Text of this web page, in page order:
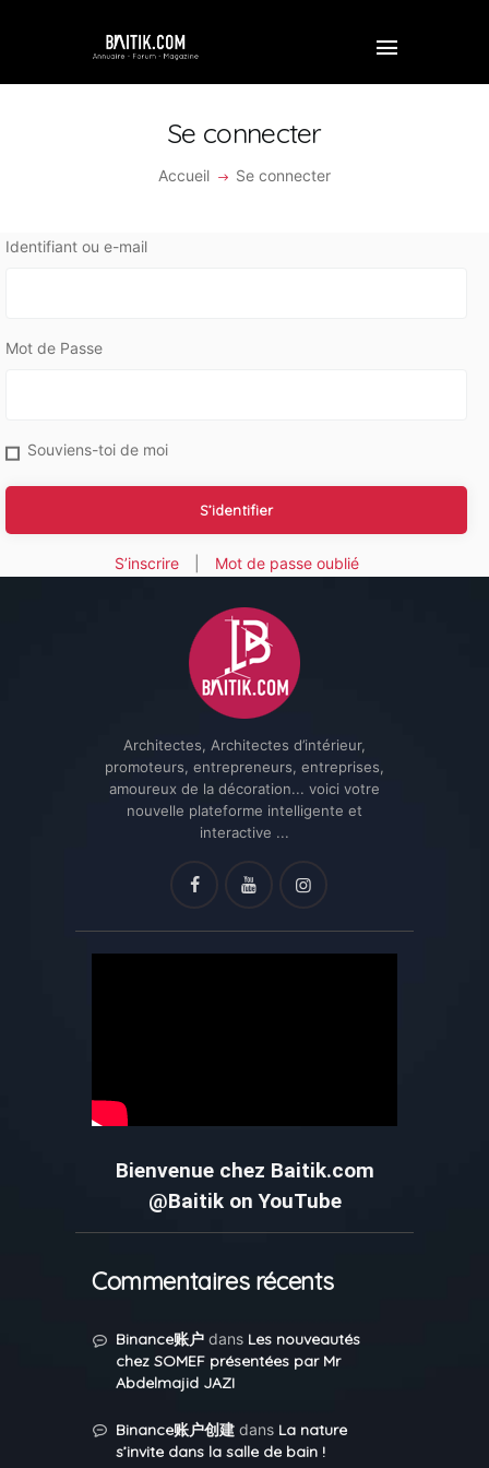
Se connecter
Accueil Se connecter
PROFESSIONNEL
Identifiant ou e-mail
Mot de Passe
Souviens-toi de moi
S’inscrire Mot de passe oublié
Architectes, Architectes d’intérieur,
promoteurs, entrepreneurs, entreprises,
amoureux de la décoration... voici votre
nouvelle plateforme intelligente et
interactive ...
Bienvenue chez Baitik.com
@Baitik on YouTube
Commentaires récents
Binance账户dans Les nouveautés
chez SOMEF présentées par Mr
Abdelmajid JAZI
Binance账户创建dans La nature
s’invite dans la salle de bain !